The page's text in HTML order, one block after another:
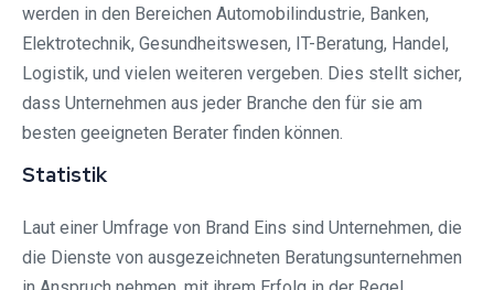
werden in den Bereichen Automobilindustrie, Banken,
Elektrotechnik, Gesundheitswesen, IT-Beratung, Handel,
Logistik, und vielen weiteren vergeben. Dies stellt sicher,
dass Unternehmen aus jeder Branche den für sie am
besten geeigneten Berater finden können.
Statistik
Laut einer Umfrage von Brand Eins sind Unternehmen, die
die Dienste von ausgezeichneten Beratungsunternehmen